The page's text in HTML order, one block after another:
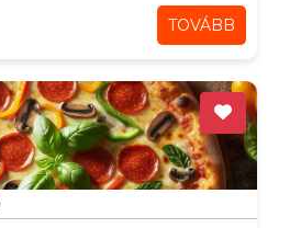
TOVÁBB